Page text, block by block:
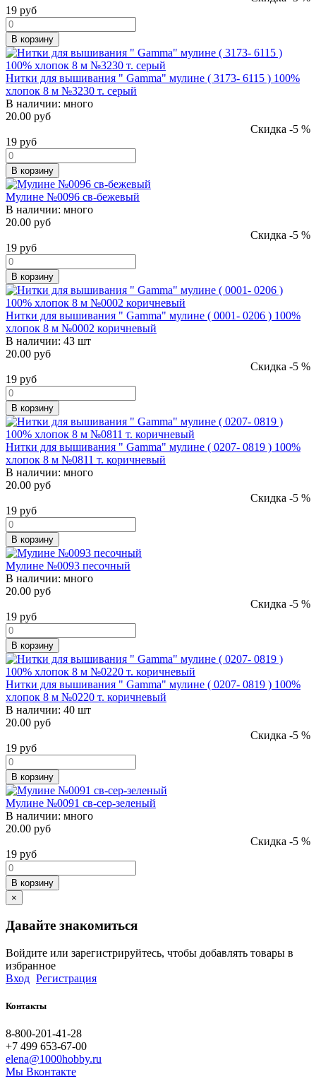
19 руб
В корзину
Нитки для вышивания " Gamma" мулине ( 3173- 6115 ) 100%
хлопок 8 м №3230 т. серый
В наличии: много
20.00 руб
Скидка -5 %
19 руб
В корзину
Мулине №0096 св-бежевый
В наличии: много
20.00 руб
Скидка -5 %
19 руб
В корзину
Нитки для вышивания " Gamma" мулине ( 0001- 0206 ) 100%
хлопок 8 м №0002 коричневый
В наличии: 43 шт
20.00 руб
Скидка -5 %
19 руб
В корзину
Нитки для вышивания " Gamma" мулине ( 0207- 0819 ) 100%
хлопок 8 м №0811 т. коричневый
В наличии: много
20.00 руб
Скидка -5 %
19 руб
В корзину
Мулине №0093 песочный
В наличии: много
20.00 руб
Скидка -5 %
19 руб
В корзину
Нитки для вышивания " Gamma" мулине ( 0207- 0819 ) 100%
хлопок 8 м №0220 т. коричневый
В наличии: 40 шт
20.00 руб
Скидка -5 %
19 руб
В корзину
Мулине №0091 св-сер-зеленый
В наличии: много
20.00 руб
Скидка -5 %
19 руб
В корзину
×
Давайте знакомиться
Войдите или зарегистрируйтесь, чтобы добавлять товары в
избранное
Вход Регистрация
Контакты
8-800-201-41-28
+7 499 653-67-00
elena@1000hobby.ru
Мы Вконтакте